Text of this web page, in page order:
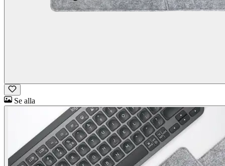
Se alla